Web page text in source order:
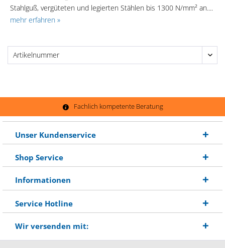
Stahlguß, vergüteten und legierten Stählen bis 1300 N/mm² an....
mehr erfahren »
Fachlich kompetente Beratung
Unser Kundenservice
Shop Service
Informationen
Service Hotline
Wir versenden mit: